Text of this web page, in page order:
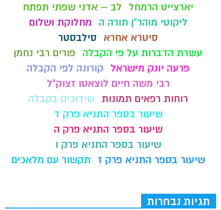
יארצייט הרמחל
לב – אדני שפתי תפתח
ליקוטי מוהר"ן תורה ה
מחלוקת ושלום
סיטרא אחרא
סילבסטר
עשרת הדברות על פי הקבלה
פורים רבי נחמן
פרעה יונק מישראל
קורונה לפי הקבלה
רבי משה חיים לוצאטו זצוק"ל
רוחות רפאים תמונות שידוכים בקבלה
שיעור בספר התניא פרק ד
שיעור בספר התניא פרק ה
שיעור בספר התניא פרק ו
שיעור בספר התניא פרק ז
תקשור עם מלאכים
תגיות נבחרות